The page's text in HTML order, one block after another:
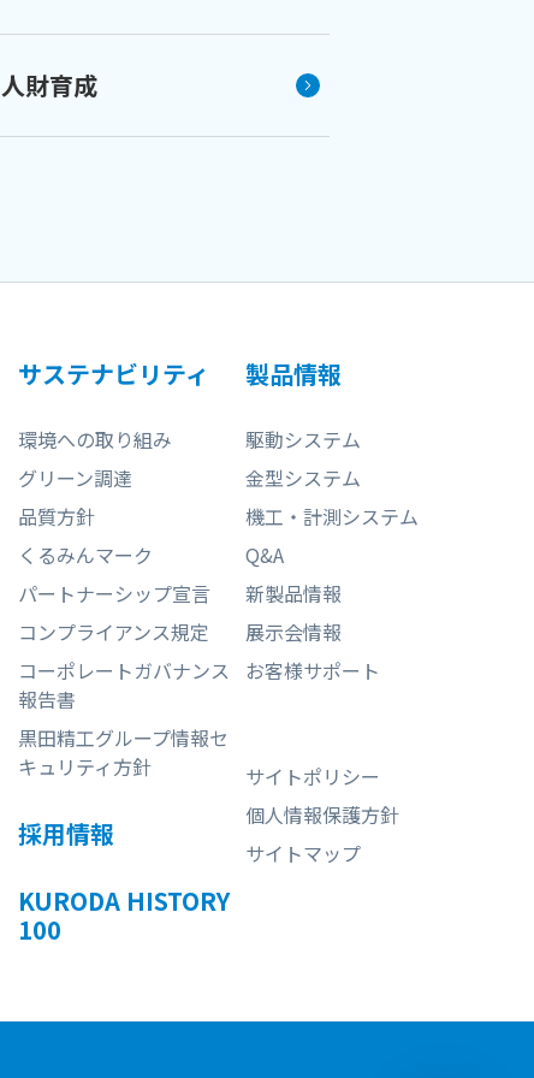
人財育成
サステナビリティ
環境への取り組み
グリーン調達
品質方針
くるみんマーク
パートナーシップ宣言
コンプライアンス規定
コーポレートガバナンス
報告書
黒田精工グループ情報セ
キュリティ方針
採用情報
KURODA HISTORY
100
製品情報
駆動システム
金型システム
機工・計測システム
Q&A
新製品情報
展示会情報
お客様サポート
サイトポリシー
個人情報保護方針
サイトマップ